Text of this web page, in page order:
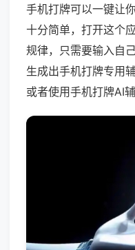
手机打牌可以一键让
十分简单，打开这个
规律，只需要输入自
生成出手机打牌专用
或者使用手机打牌AI